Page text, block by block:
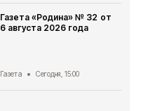
Газета «Родина» № 32 от
6 августа 2026 года
Газета Сегодня, 15:00